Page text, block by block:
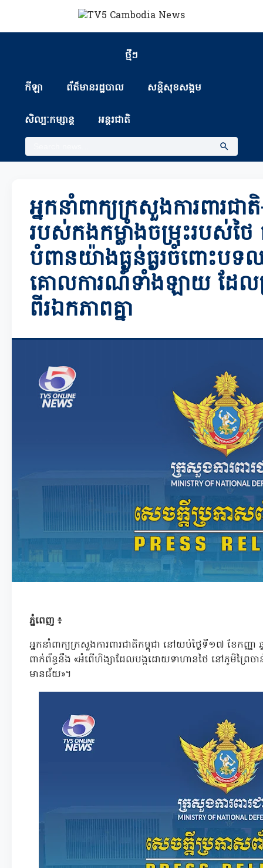
ថ្មីៗ
កីឡា ព័ត៏មានរដ្ឋបាល សន្តិសុខសង្គម
សិល្បៈកម្សាន្ត អន្តរជាតិ
អ្នកនាំពាក្យក្រសួងការពារជាតិ
របស់កងកម្លាំងចម្រុះរបស់ថៃ
បំពានយ៉ាងធ្ងន់ធ្ងរចំពោះ
គោលការណ៍ទាំងឡាយ ដែល
ពីរឯកភាពគ្នា
ភ្នំពេញ ៖
អ្នកនាំពាក្យក្រសួងការពារជាតិកម្ពុជា នៅយប់ថ្ងៃទី១៧ ខែកញ្ញ
ពាក់ព័ន្ធនឹង «អំពើហិង្សាដែលបង្កដោយទាហានថៃ នៅភូមិព្រៃច
មានជ័យ»។